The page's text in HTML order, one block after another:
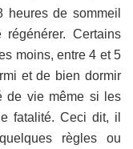
de sommeil
Certains
moins, entre 4 et 5
et de bien dormir
de vie même si les
fatalité. Ceci dit, il
règles ou